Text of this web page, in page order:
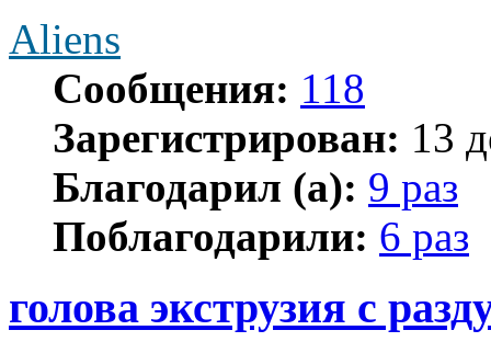
Aliens
Сообщения: 118
Зарегистрирован: 13
Благодарил (а): 9 раз
Поблагодарили: 6 раз
голова экструзия с